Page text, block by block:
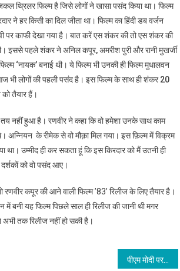
थ्रिलर फिल्म है जिसे लोगों ने खासा पसंद किया था। फिल्म
ने हर किसी का दिल जीता था। फिल्म का हिंदी डब वर्जन
पर काफी देखा गया है। बात करें एस शंकर की तो एस शंकर की
इससे पहले शंकर ने अनिल कपूर, अमरीश पुरी और रानी मुखर्जी
‘नायक’ बनाई थी। ये फिल्म भी उनकी ही फिल्म मुधालवन
भी लोगों की पहली पसंद है। इस फिल्म के साथ ही शंकर 20
को तैयार हैं।
नहीं हुआ है। रणवीर ने कहा कि वो हमेशा उनके साथ काम
के रीमेक से वो मौक़ा मिल गया। इस फ़िल्म में विक्रम
था। उम्मीद ही कर सकता हूं कि इस किरदार को मैं उतनी ही
को वो पसंद आए।
रणवीर कपूर की आने वाली फिल्म ’83’ रिलीज के लिए तैयार है।
बनी यह फिल्म पिछले साल ही रिलीज की जानी थी मगर
तक रिलीज नहीं हो सकी है।
पीएम मोदी पर निशाना- “ना टेस्ट हैं, ना हॉस्पिटल में बेड…क्या पीएम को चिंता है?”:राहुल गांधी